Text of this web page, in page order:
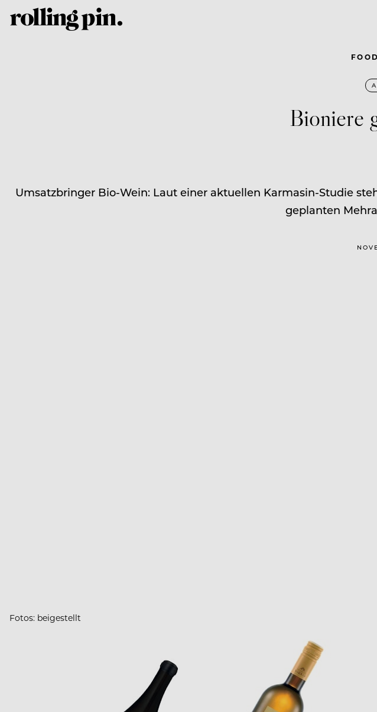
Bioniere
Umsatzbringer Bio-Wein: Laut einer aktuellen Karmasin-Studie
geplanten
Fotos: beigestellt